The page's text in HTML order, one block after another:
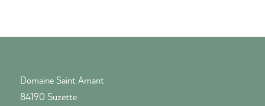
Domaine Saint Amant
84190 Suzette